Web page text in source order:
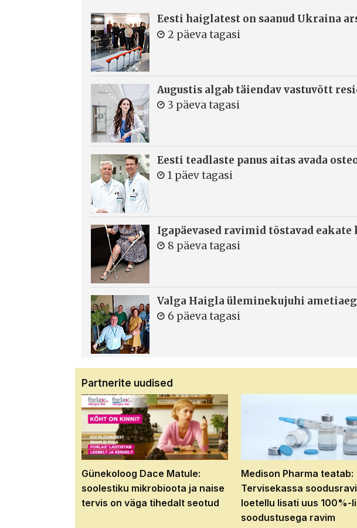
Eesti haiglatest on saanud Ukraina
2 päeva tagasi
Augustis algab täiendav vastuvõtt
3 päeva tagasi
Eesti teadlaste panus aitas avada
1 päev tagasi
Igapäevased ravimid tõstavad
8 päeva tagasi
Valga Haigla üleminekujuhi ametiaeg
6 päeva tagasi
Partnerite uudised
Günekoloog Dace Matule:
soolestiku mikrobioota ja naise
tervis on väga tihedalt seotud
Medison Pharma teatab:
Tervisekassa
loetellu lisati uus 100%-
soodustusega ravim